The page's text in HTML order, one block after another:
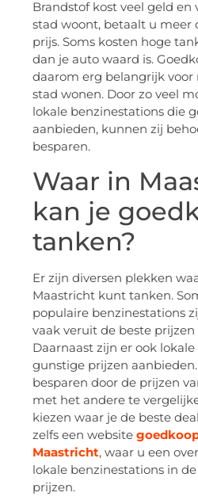
Brandstof kost veel geld en
stad woont, betaalt u meer
prijs. Soms kosten hoge
dan je auto waard is.
daarom erg belangrijk voor
stad wonen. Door zo veel
lokale benzinestations die
aanbieden, kunnen zij
besparen.
Waar in
kan je
tanken?
Er zijn diversen plekken
Maastricht kunt tanken.
populaire benzinestations
vaak veruit de beste
Daarnaast zijn er ook
gunstige prijzen
besparen door de prijzen
met het andere te
kiezen waar je de beste
zelfs een website
Maastricht, waar u een
lokale benzinestations in
prijzen.